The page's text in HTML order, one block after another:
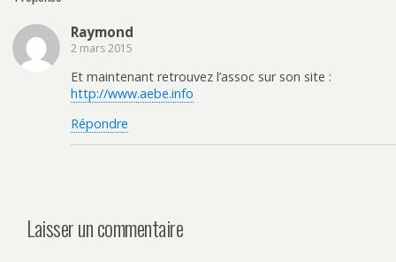
Raymond
2 mars 2015
Et maintenant retrouvez l’assoc sur son site :
http://www.aebe.info
Répondre
Laisser un commentaire